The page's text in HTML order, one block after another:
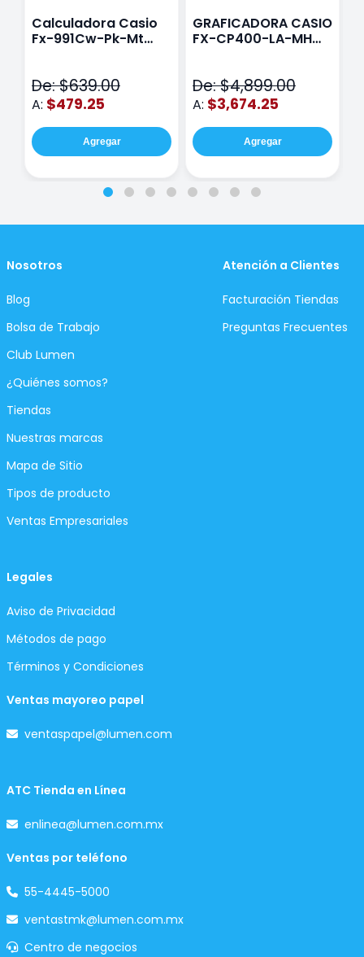
Calculadora Casio
Fx-991Cw-Pk-Mt
De: $639.00
A: $479.25
Agregar
GRAFICADORA CASIO
FX-CP400-LA-MH
De: $4,899.00
A: $3,674.25
Agregar
Nosotros
Blog
Bolsa de Trabajo
Club Lumen
¿Quiénes somos?
Tiendas
Nuestras marcas
Mapa de Sitio
Tipos de producto
Ventas Empresariales
Atención a Clientes
Facturación Tiendas
Preguntas Frecuentes
Legales
Aviso de Privacidad
Métodos de pago
Términos y Condiciones
Ventas mayoreo papel
ventaspapel@lumen.com
ATC Tienda en Línea
enlinea@lumen.com.mx
Ventas por teléfono
55-4445-5000
ventastmk@lumen.com.mx
Centro de negocios